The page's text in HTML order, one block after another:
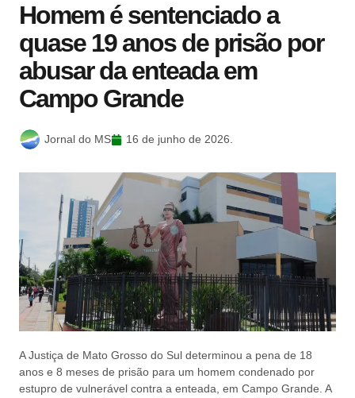
Homem é sentenciado a
quase 19 anos de prisão por
abusar da enteada em
Campo Grande
Jornal do MS 16 de junho de 2026.
A Justiça de Mato Grosso do Sul determinou a pena de 18
anos e 8 meses de prisão para um homem condenado por
estupro de vulnerável contra a enteada, em Campo Grande. A